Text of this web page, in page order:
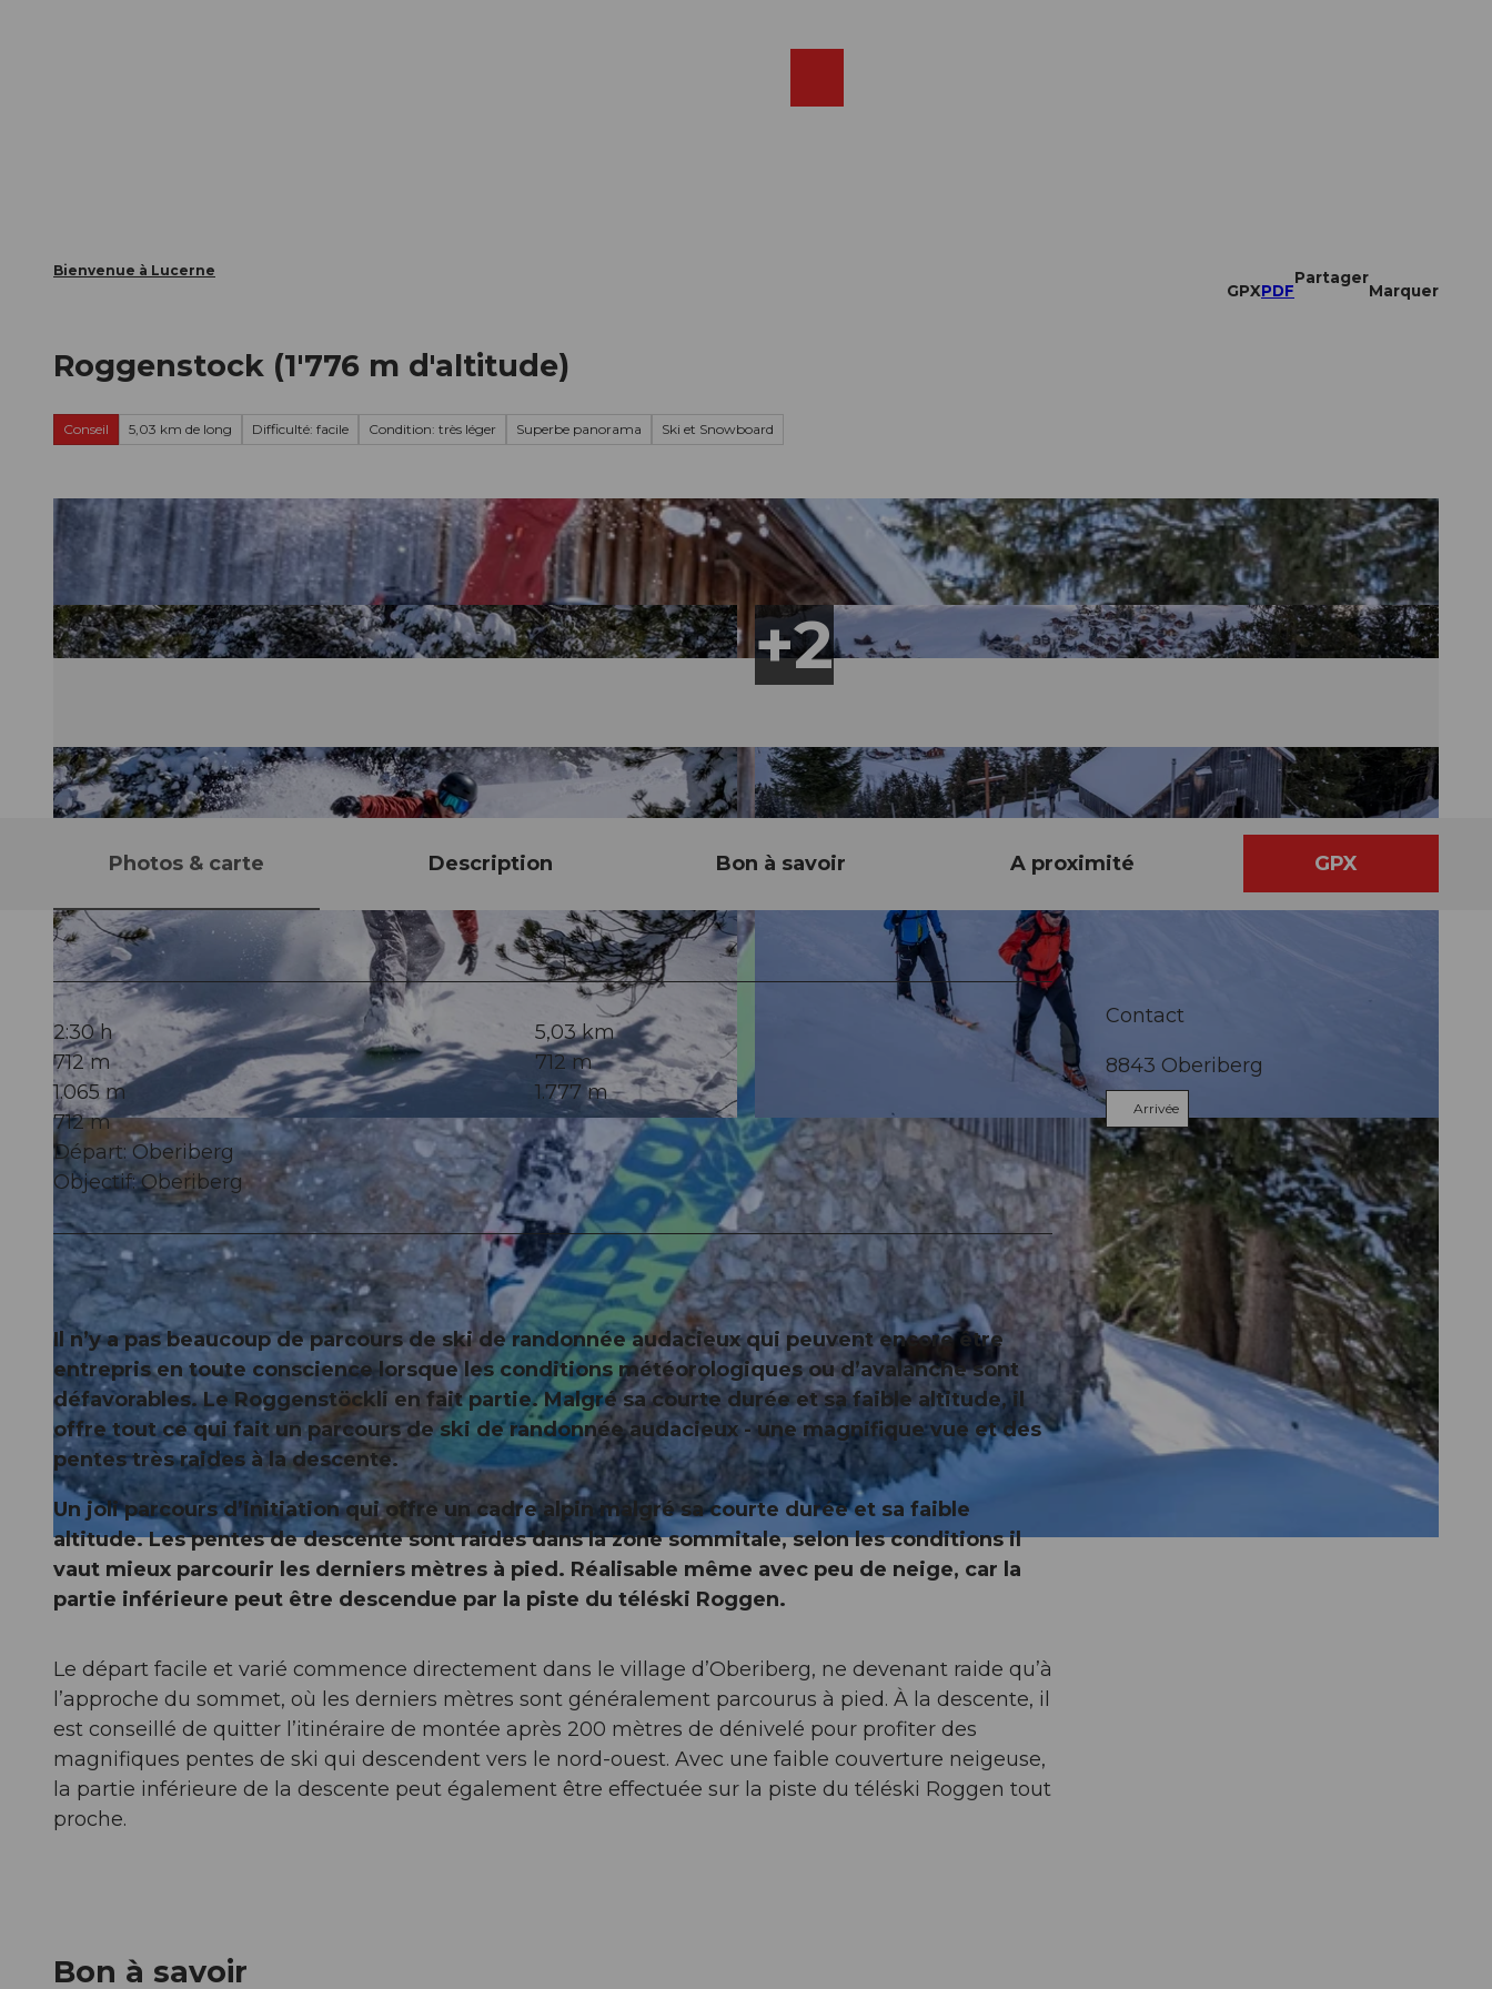
Bienvenue à Lucerne
GPXPDF
Partager
Marquer
Roggenstock (1'776 m d'altitude)
Conseil 5,03 km de long Difficulté: facile Condition: très léger Superbe panorama Ski et Snowboard
© Xaver Büeler, Schwyz Tourismus
© Xaver Büeler, Schwyz Tourismus © Xaver Büeler, Schwyz Tourismus
Photos & carte Description Bon à savoir A proximité GPX
2:30 h
5,03 km
712 m
712 m
1.065 m
1.777 m
712 m
Départ: Oberiberg
Objectif: Oberiberg
Il n’y a pas beaucoup de parcours de ski de randonnée audacieux qui peuvent encore être
entrepris en toute conscience lorsque les conditions météorologiques ou d’avalanche sont
défavorables. Le Roggenstöckli en fait partie. Malgré sa courte durée et sa faible altitude, il
offre tout ce qui fait un parcours de ski de randonnée audacieux - une magnifique vue et des
pentes très raides à la descente.
Un joli parcours d’initiation qui offre un cadre alpin malgré sa courte durée et sa faible
altitude. Les pentes de descente sont raides dans la zone sommitale, selon les conditions il
vaut mieux parcourir les derniers mètres à pied. Réalisable même avec peu de neige, car la
partie inférieure peut être descendue par la piste du téléski Roggen.
Le départ facile et varié commence directement dans le village d’Oberiberg, ne devenant raide qu’à
l’approche du sommet, où les derniers mètres sont généralement parcourus à pied. À la descente, il
est conseillé de quitter l’itinéraire de montée après 200 mètres de dénivelé pour profiter des
magnifiques pentes de ski qui descendent vers le nord-ouest. Avec une faible couverture neigeuse,
la partie inférieure de la descente peut également être effectuée sur la piste du téléski Roggen tout
proche.
Bon à savoir
Contact
8843 Oberiberg
Arrivée